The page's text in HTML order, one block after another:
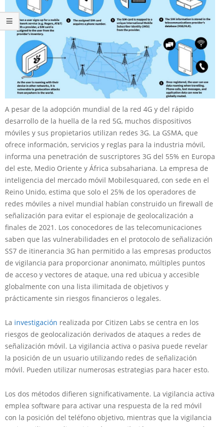
A pesar de la adopción mundial de la red 4G y del rápido
desarrollo de la huella de la red 5G, muchos dispositivos
móviles y sus propietarios utilizan redes 3G. La GSMA, que
ofrece información, servicios y reglas para la industria móvil,
informa una penetración de suscriptores 3G del 55% en Europa
del este, Medio Oriente y África subsahariana. La empresa de
inteligencia del mercado móvil Mobilesquared, con sede en el
Reino Unido, estima que solo el 25% de los operadores de
redes móviles a nivel mundial habían construido un firewall de
señalización para evitar el espionaje de geolocalización a
finales de 2021. Los conocedores de las telecomunicaciones
saben que las vulnerabilidades en el protocolo de señalización
SS7 de itinerancia 3G han permitido a las empresas productos
de vigilancia para proporcionar anonimato, múltiples puntos
de acceso y vectores de ataque, una red ubicua y accesible
globalmente con una lista ilimitada de objetivos y
prácticamente sin riesgos financieros o legales.
La investigación realizada por Citizen Labs se centra en los
riesgos de geolocalización derivados de ataques a redes de
señalización móvil. La vigilancia activa o pasiva puede revelar
la posición de un usuario utilizando redes de señalización
móvil. Pueden utilizar numerosas estrategias para hacer esto.
Los dos métodos difieren significativamente. La vigilancia activa
emplea software para activar una respuesta de la red móvil
con la posición del teléfono objetivo, mientras que la vigilancia